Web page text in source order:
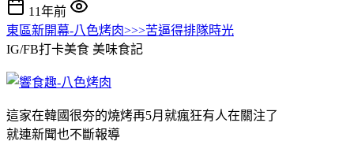
11年前
東區新開幕-八色烤肉>>>苦逼得排隊時光
IG/FB打卡美食 美味食記
這家在韓國很夯的燒烤再5月就瘋狂有人在關注了
就連新聞也不斷報導